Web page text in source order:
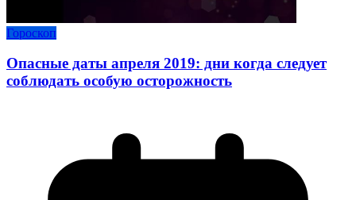
Гороскоп
Опасные даты апреля 2019: дни когда следует
соблюдать особую осторожность